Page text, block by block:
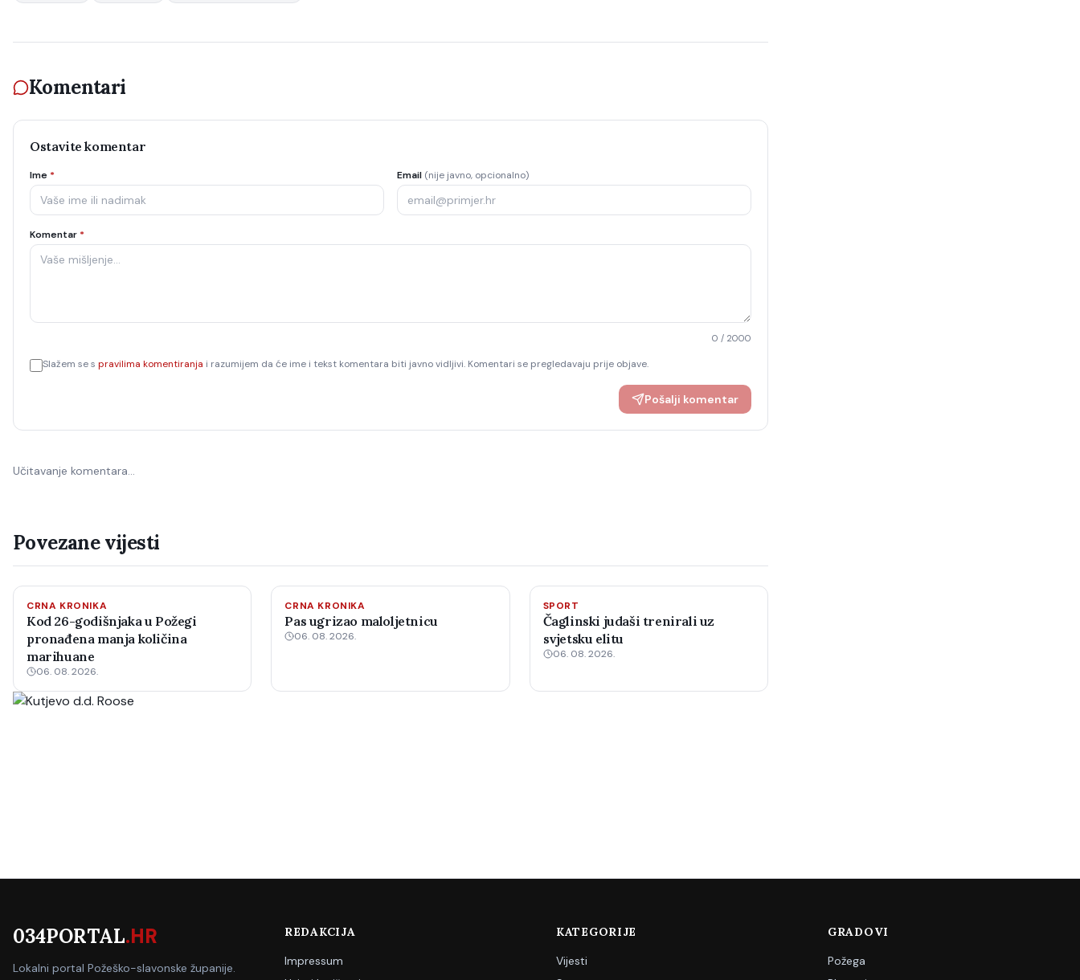
Komentari
Ostavite komentar
Ime * Email (nije javno, opcionalno)
Komentar *
0 / 2000
Slažem se s pravilima komentiranja i razumijem da će ime i tekst komentara biti javno vidljivi. Komentari se pregledavaju prije objave.
Pošalji komentar
Učitavanje komentara…
Povezane vijesti
CRNA KRONIKA
Kod 26-godišnjaka u Požegi
pronađena manja količina
marihuane
06. 08. 2026.
CRNA KRONIKA
Pas ugrizao maloljetnicu
06. 08. 2026.
SPORT
Čaglinski judaši trenirali uz
svjetsku elitu
06. 08. 2026.
034PORTAL.HR
Lokalni portal Požeško-slavonske županije.
REDAKCIJA
Impressum
KATEGORIJE
Vijesti
GRADOVI
Požega